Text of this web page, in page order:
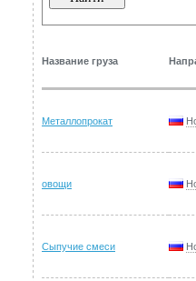
Название груза
Металлопрокат
овощи
Сыпучие смеси